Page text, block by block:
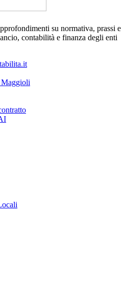
su normativa, prassi e
contabilità e finanza degli enti